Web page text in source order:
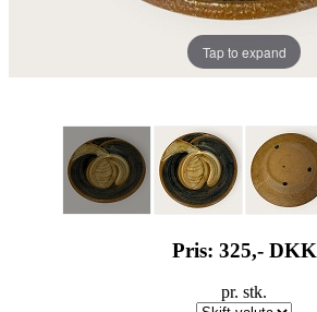
Tap to expand
Pris: 325,- DKK
pr. stk.